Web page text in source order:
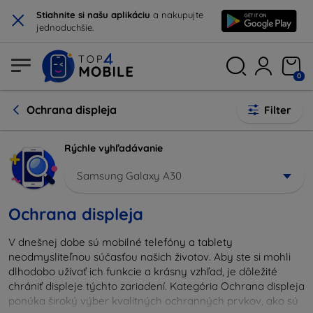
× Stiahnite si našu aplikáciu a nakupujte
jednoduchšie.
0
Ochrana displeja Filter
Rýchle vyhľadávanie
Samsung Galaxy A30
Ochrana displeja
V dnešnej dobe sú mobilné telefóny a tablety
neodmysliteľnou súčasťou našich životov. Aby ste si mohli
dlhodobo užívať ich funkcie a krásny vzhľad, je dôležité
chrániť displeje týchto zariadení. Kategória Ochrana displeja
ponúka široký výber kvalitných ochranných prvkov, ako sú